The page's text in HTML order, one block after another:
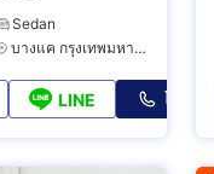
Sedan
บางแค กรุงเทพมหานคร
LINE โทร